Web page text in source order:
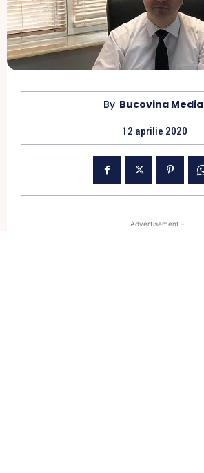
By Bucovina Media
12 aprilie 2020
- Advertisement -